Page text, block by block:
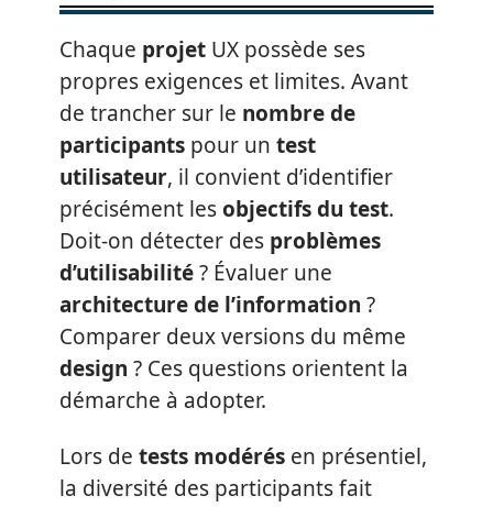
Chaque projet UX possède ses
propres exigences et limites. Avant
de trancher sur le nombre de
participants pour un test
utilisateur, il convient d’identifier
précisément lesobjectifs du test.
Doit-on détecter des problèmes
d’utilisabilité? Évaluer une
architecture de l’information ?
Comparer deux versions du même
design ? Ces questions orientent la
démarche à adopter.
Lors de tests modérés en présentiel,
la diversité des participants fait